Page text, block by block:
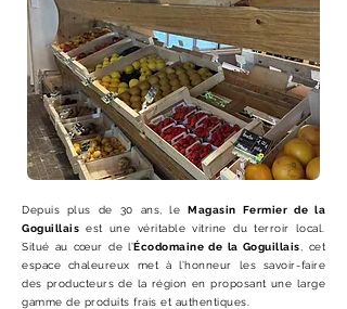
Depuis plus de 30 ans, leMagasin Fermier de la
Goguillais est une véritable vitrine du terroir local.
Situé au cœur de l’Écodomaine de la Goguillais , cet
espace chaleureux met à l’honneur les savoir-faire
des producteurs de la région en proposant une large
gamme de produits frais et authentiques.